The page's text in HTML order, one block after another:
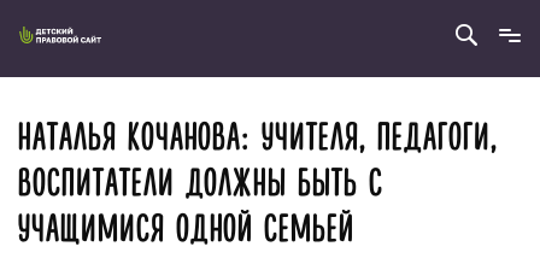
НАТАЛЬЯ КОЧАНОВА: УЧИТЕЛЯ, ПЕДАГОГИ,
ВОСПИТАТЕЛИ ДОЛЖНЫ БЫТЬ С
УЧАЩИМИСЯ ОДНОЙ СЕМЬЕЙ